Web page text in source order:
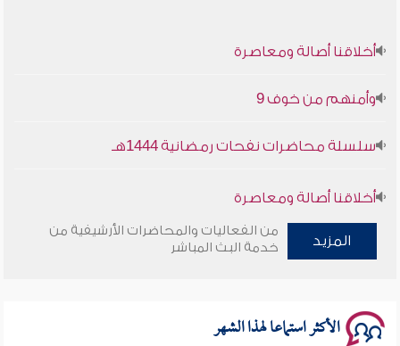
أخلاقنا أصالة ومعاصرة
وأمنهم من خوف 9
سلسلة محاضرات نفحات رمضانية 1444هـ
أخلاقنا أصالة ومعاصرة
وأمنهم من خوف 9
المزيد
من الفعاليات والمحاضرات الأرشيفية من
خدمة البث المباشر
الأكثر استماعا لهذا الشهر